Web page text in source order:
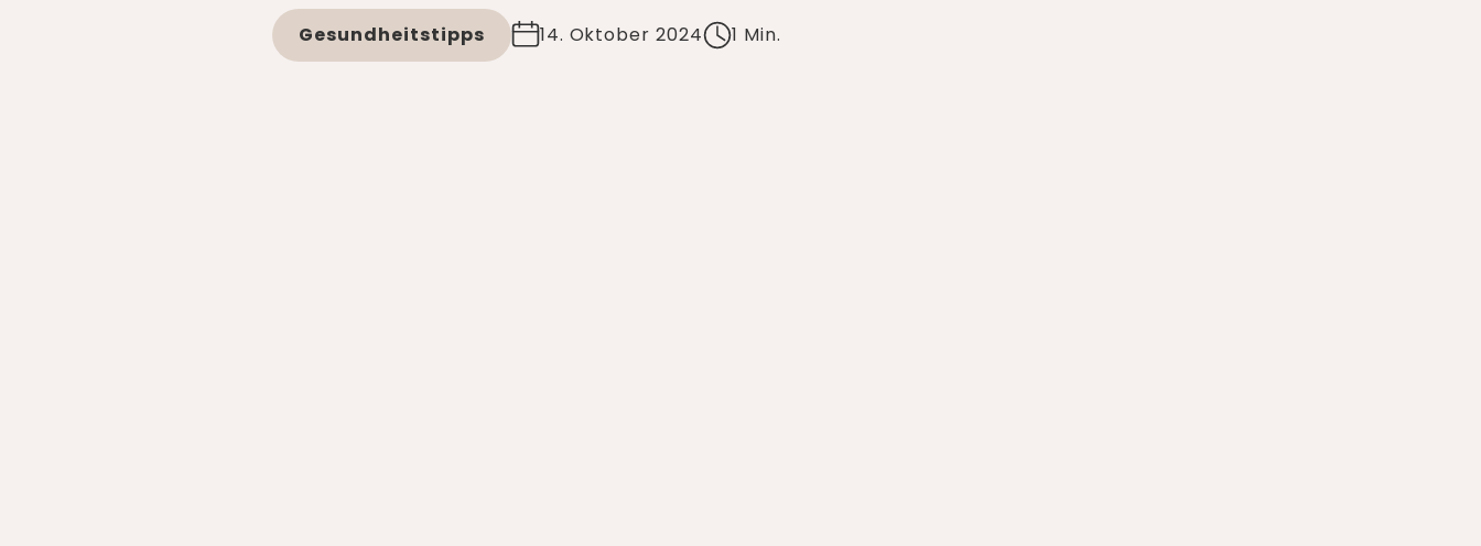
Gesundheitstipps 14. Oktober 2024 1 Min.